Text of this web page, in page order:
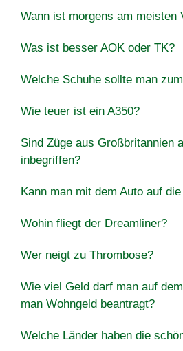
Wann ist morgens am meisten
Was ist besser AOK oder TK?
Welche Schuhe sollte man
Wie teuer ist ein A350?
Sind Züge aus Großbritannien
inbegriffen?
Kann man mit dem Auto auf
Wohin fliegt der Dreamliner?
Wer neigt zu Thrombose?
Wie viel Geld darf man auf
man Wohngeld beantragt?
Welche Länder haben die